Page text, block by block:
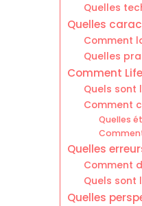
Quelles
Quelles
Comment
Quelles
Comment
Quels sont
Comment
Quelles
Quelles
Comment
Quels sont
Quelles